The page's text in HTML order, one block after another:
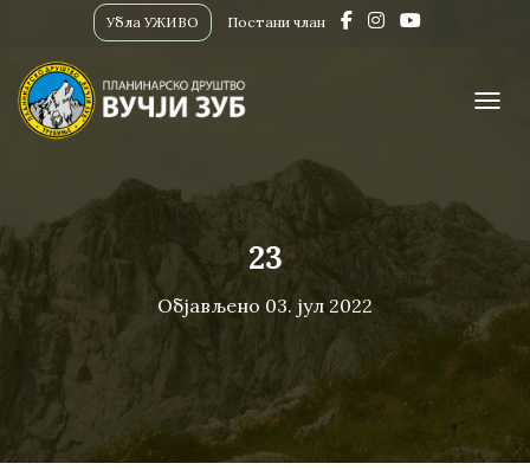
Убла УЖИВО Постани члан
23
Објављено 03. јул 2022